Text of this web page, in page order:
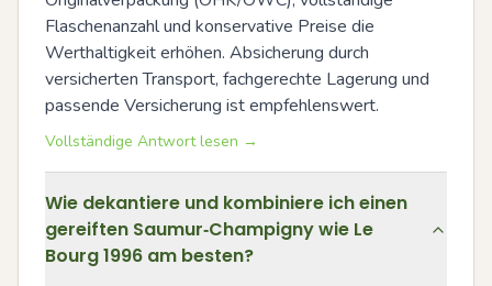
Flaschenanzahl und konservative Preise die
Werthaltigkeit erhöhen. Absicherung durch
versicherten Transport, fachgerechte Lagerung und
passende Versicherung ist empfehlenswert.
Vollständige Antwort lesen →
Wie dekantiere und kombiniere ich einen
gereiften Saumur‑Champigny wie Le
Bourg 1996 am besten?